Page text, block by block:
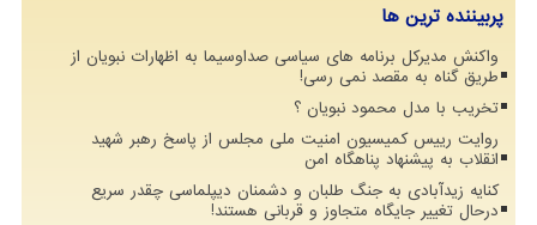
پربیننده ترین ها
واکنش مدیرکل برنامه های سیاسی صداوسیما به اظهارات نبویان از
طریق گناه به مقصد نمی رسی!
تخریب با مدل محمود نبویان ؟
روایت رییس کمیسیون امنیت ملی مجلس از پاسخ رهبر شهید
انقلاب به پیشنهاد پناهگاه امن
کنایه زیدآبادی به جنگ طلبان و دشمنان دیپلماسی چقدر سریع
درحال تغییر جایگاه متجاوز و قربانی هستند!